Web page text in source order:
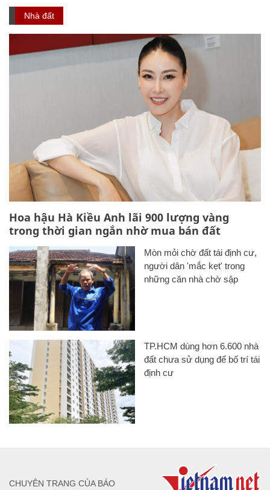
Nhà đất
Hoa hậu Hà Kiều Anh lãi 900 lượng vàng
trong thời gian ngắn nhờ mua bán đất
Mòn mỏi chờ đất tái định cư,
người dân 'mắc kẹt' trong
những căn nhà chờ sập
TP.HCM dùng hơn 6.600 nhà
đất chưa sử dụng để bố trí tái
định cư
CHUYÊN TRANG CỦA BÁO